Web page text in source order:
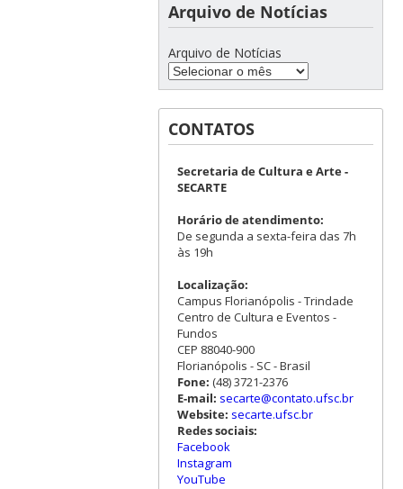
Arquivo de Notícias
Arquivo de Notícias
CONTATOS
Secretaria de Cultura e Arte -
SECARTE
Horário de atendimento:
De segunda a sexta-feira das 7h
às 19h
Localização:
Campus Florianópolis - Trindade
Centro de Cultura e Eventos -
Fundos
CEP 88040-900
Florianópolis - SC - Brasil
Fone: (48) 3721-2376
E-mail: secarte@contato.ufsc.br
Website: secarte.ufsc.br
Redes sociais:
Facebook
Instagram
YouTube